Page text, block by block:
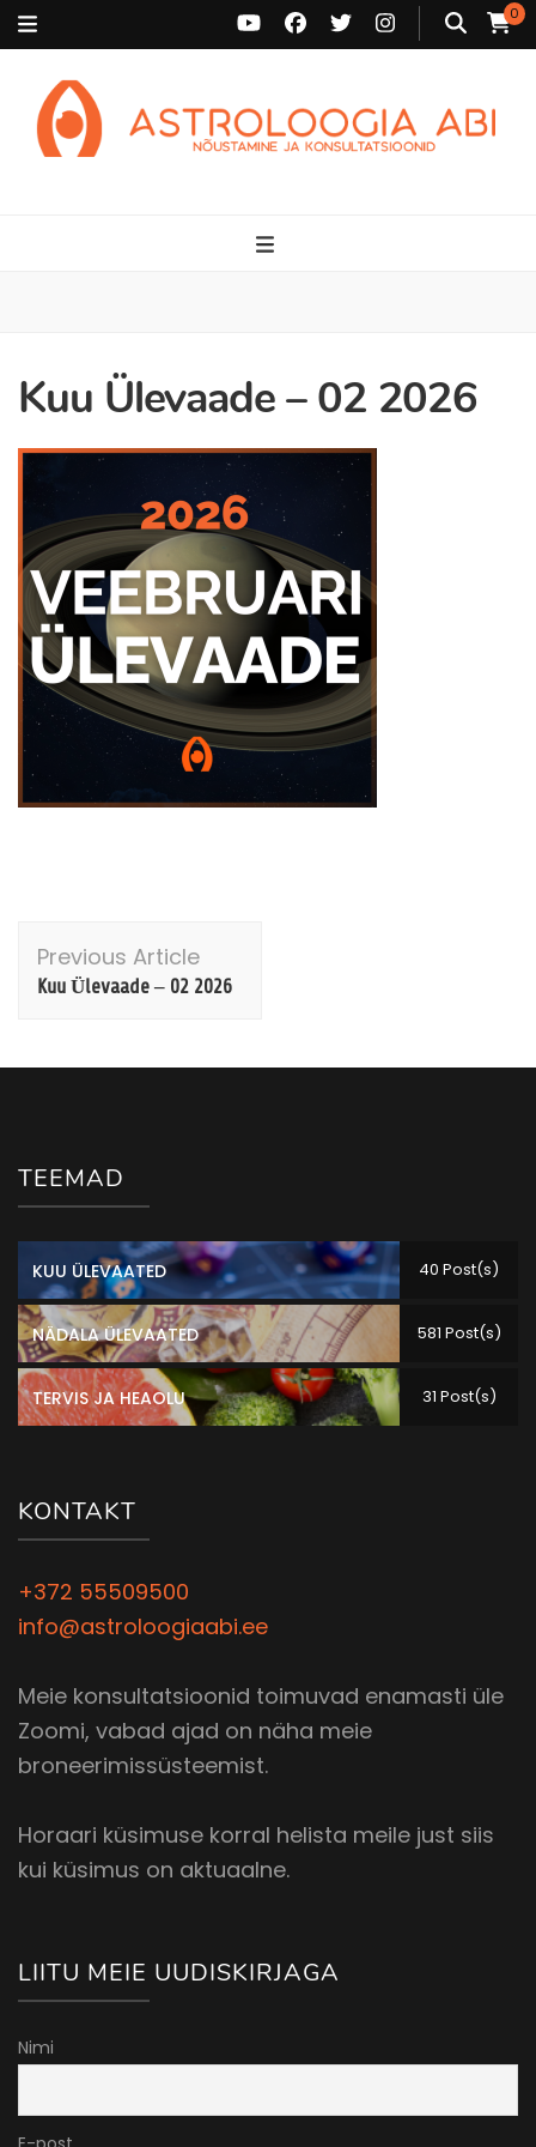
0
Kuu Ülevaade – 02 2026
Post
Navigation
Previous Article
Kuu Ülevaade – 02 2026
TEEMAD
KUU ÜLEVAATED 40 Post(s)
NÄDALA ÜLEVAATED 581 Post(s)
TERVIS JA HEAOLU 31 Post(s)
KONTAKT
+372 55509500
info@astroloogiaabi.ee
Meie konsultatsioonid toimuvad enamasti üle
Zoomi, vabad ajad on näha meie
broneerimissüsteemist.
Horaari küsimuse korral helista meile just siis
kui küsimus on aktuaalne.
LIITU MEIE UUDISKIRJAGA
Nimi